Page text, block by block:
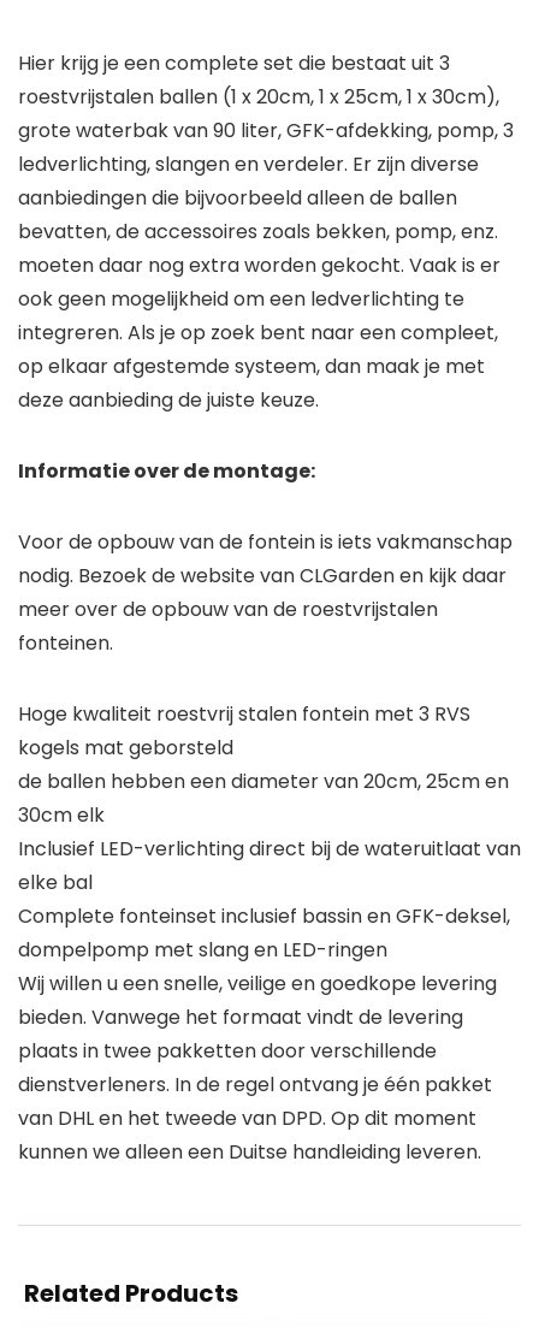
Hier krijg je een complete set die bestaat uit 3
roestvrijstalen ballen (1 x 20cm, 1 x 25cm, 1 x 30cm),
grote waterbak van 90 liter, GFK-afdekking, pomp, 3
ledverlichting, slangen en verdeler. Er zijn diverse
aanbiedingen die bijvoorbeeld alleen de ballen
bevatten, de accessoires zoals bekken, pomp, enz.
moeten daar nog extra worden gekocht. Vaak is er
ook geen mogelijkheid om een ledverlichting te
integreren. Als je op zoek bent naar een compleet,
op elkaar afgestemde systeem, dan maak je met
deze aanbieding de juiste keuze.
Informatie over de montage:
Voor de opbouw van de fontein is iets vakmanschap
nodig. Bezoek de website van CLGarden en kijk daar
meer over de opbouw van de roestvrijstalen
fonteinen.
Hoge kwaliteit roestvrij stalen fontein met 3 RVS
kogels mat geborsteld
de ballen hebben een diameter van 20cm, 25cm en
30cm elk
Inclusief LED-verlichting direct bij de wateruitlaat van
elke bal
Complete fonteinset inclusief bassin en GFK-deksel,
dompelpomp met slang en LED-ringen
Wij willen u een snelle, veilige en goedkope levering
bieden. Vanwege het formaat vindt de levering
plaats in twee pakketten door verschillende
dienstverleners. In de regel ontvang je één pakket
van DHL en het tweede van DPD. Op dit moment
kunnen we alleen een Duitse handleiding leveren.
Related Products